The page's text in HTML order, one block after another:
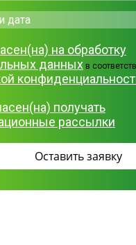
на обработку
данных в
получать
рассылки